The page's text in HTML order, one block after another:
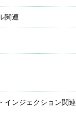
関連
インジェクション関連